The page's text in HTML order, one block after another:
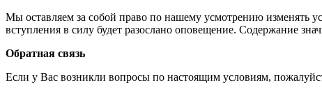
Мы оставляем за собой право по нашему усмотрению изменять
вступления в силу будет разослано оповещение. Содержание
Обратная связь
Если у Вас возникли вопросы по настоящим условиям,